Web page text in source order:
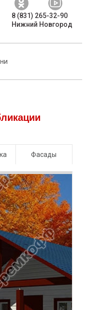
8 (831) 265-32-90
Нижний Новгород
Фасады